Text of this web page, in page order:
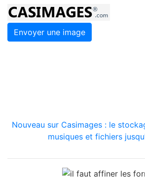
Envoyer une image
Nouveau sur Casimages : le
musiques et fichiers